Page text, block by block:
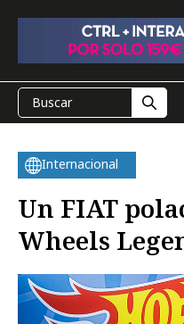
Internacional
Un FIAT
Wheels